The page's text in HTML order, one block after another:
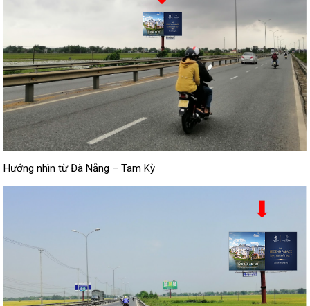
Hướng nhìn từ Đà Nẵng – Tam Kỳ